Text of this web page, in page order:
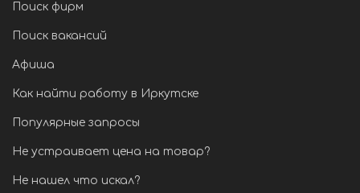
Поиск фирм
Поиск вакансий
Афиша
Как найти работу в Иркутске
Популярные запросы
Не устраивает цена на товар?
Не нашел что искал?